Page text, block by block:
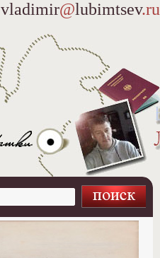
vladimir@lubimtsev.ru